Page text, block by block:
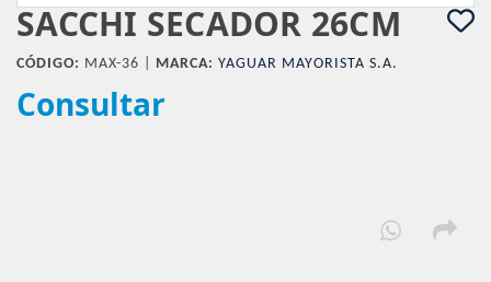
SACCHI SECADOR 26CM
CÓDIGO: MAX-36 | MARCA: YAGUAR MAYORISTA S.A.
Consultar